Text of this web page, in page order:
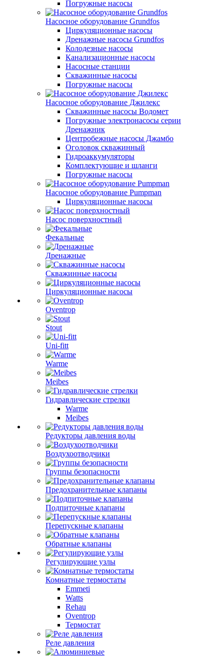
Погружные насосы
Насосное оборудование Grundfos
Циркуляционные насосы
Дренажные насосы Grundfos
Колодезные насосы
Канализационные насосы
Насосные станции
Скважинные насосы
Погружные насосы
Насосное оборудование Джилекс
Скважинные насосы Водомет
Погружные электронасосы серии
Дренажник
Центробежные насосы Джамбо
Оголовок скважинный
Гидроаккумуляторы
Комплектующие и шланги
Погружные насосы
Насосное оборудование Pumpman
Циркуляционные насосы
Насос поверхностный
Фекальные
Дренажные
Скважинные насосы
Циркуляционные насосы
Oventrop
Stout
Uni-fitt
Warme
Meibes
Гидравлические стрелки
Warme
Meibes
Редукторы давления воды
Воздухоотводчики
Группы безопасности
Предохранительные клапаны
Подпиточные клапаны
Перепускные клапаны
Обратные клапаны
Регулирующие узлы
Комнатные термостаты
Emmeti
Watts
Rehau
Oventrop
Термостат
Реле давления